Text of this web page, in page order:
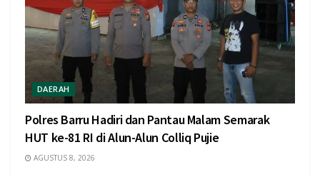
DAERAH
Polres Barru Hadiri dan Pantau Malam Semarak
HUT ke-81 RI di Alun-Alun Colliq Pujie
AGUSTUS 8, 2026